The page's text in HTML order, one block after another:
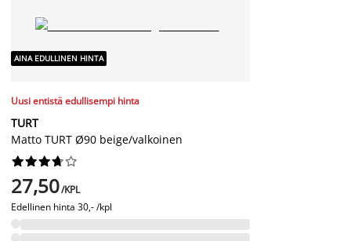
AINA EDULLINEN HINTA
Uusi entistä edullisempi hinta
TURT
Matto TURT Ø90 beige/valkoinen






27,50/KPL
Edellinen hinta 30,- /kpl